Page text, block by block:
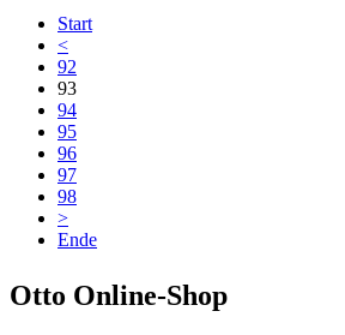
Start
<
92
93
94
95
96
97
98
>
Ende
Otto Online-Shop